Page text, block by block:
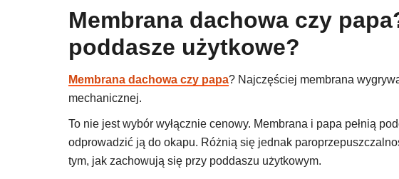
Membrana dachowa czy
poddasze użytkowe?
Membrana dachowa czy papa? Najczęściej membrana
mechanicznej.
To nie jest wybór wyłącznie cenowy. Membrana i papa pełnią
odprowadzić ją do okapu. Różnią się jednak
tym, jak zachowują się przy poddaszu użytkowym.